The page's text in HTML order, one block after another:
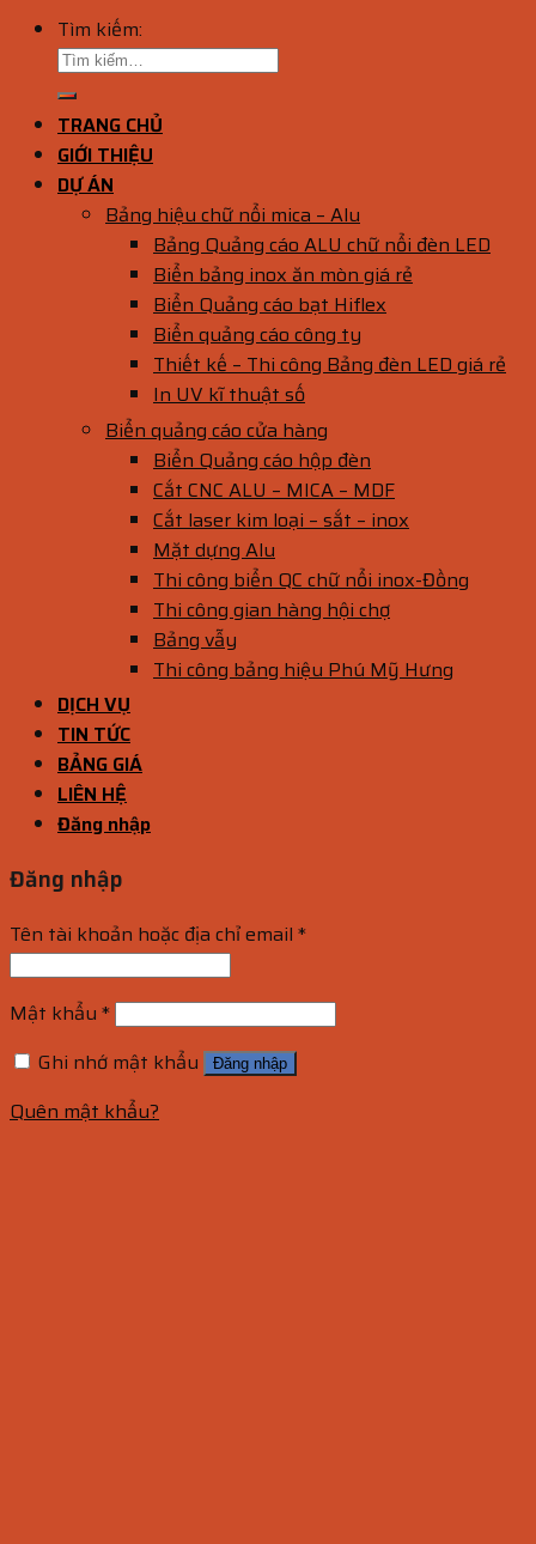
Tìm kiếm:
TRANG CHỦ
GIỚI THIỆU
DỰ ÁN
Bảng hiệu chữ nổi mica – Alu
Bảng Quảng cáo ALU chữ nổi đèn LED
Biển bảng inox ăn mòn giá rẻ
Biển Quảng cáo bạt Hiflex
Biển quảng cáo công ty
Thiết kế – Thi công Bảng đèn LED giá rẻ
In UV kĩ thuật số
Biển quảng cáo cửa hàng
Biển Quảng cáo hộp đèn
Cắt CNC ALU – MICA – MDF
Cắt laser kim loại – sắt – inox
Mặt dựng Alu
Thi công biển QC chữ nổi inox-Đồng
Thi công gian hàng hội chợ
Bảng vẫy
Thi công bảng hiệu Phú Mỹ Hưng
DỊCH VỤ
TIN TỨC
BẢNG GIÁ
LIÊN HỆ
Đăng nhập
Đăng nhập
Tên tài khoản hoặc địa chỉ email *
Mật khẩu *
Ghi nhớ mật khẩu
Đăng nhập
Quên mật khẩu?